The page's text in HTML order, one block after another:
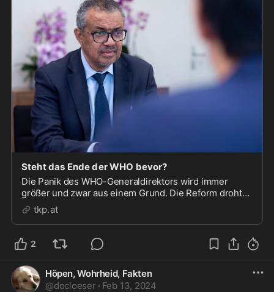
Steht das Ende der WHO bevor?
Die Panik des WHO-Generaldirektors wird immer
größer und zwar aus einem Grund. Die Reform droht
zu scheitern und könnte die WHO als Ganzes
beerdigen.
tkp.at
2
Höpen, Wohrheid, Fakten
@docloeser · Feb 13, 2024